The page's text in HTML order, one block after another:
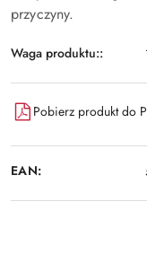
przyczyny.
Waga produktu::
Pobierz produkt do
EAN: